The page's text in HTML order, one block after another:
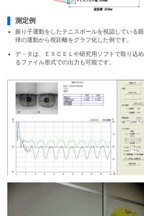
測定例
振り子運動をしたテニスボールを視認している眼
球の運動から視距離をグラフ化した例です。
デ－タは、ＥＸＣＥＬや研究用ソフトで取り込め
るファイル形式での出力も可能です。